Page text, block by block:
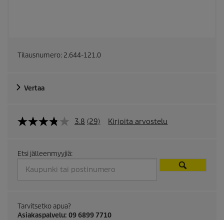
Tilausnumero: 2.644-121.0
Vertaa
3.8 (29) Kirjoita arvostelu
Etsi jälleenmyyjiä:
Tarvitsetko apua?
Asiakaspalvelu: 09 6899 7710